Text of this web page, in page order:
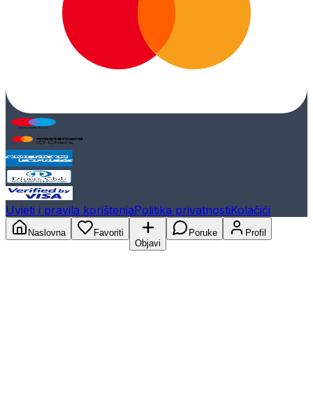
Uvjeti i pravila korištenjaPolitika privatnostiKolačići
Naslovna
Favoriti
Objavi
Poruke Profil